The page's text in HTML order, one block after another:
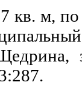
м, по